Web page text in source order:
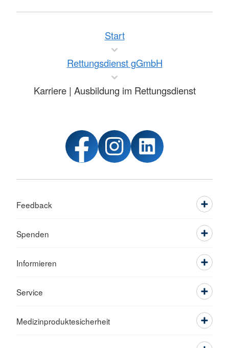
Start
Rettungsdienst gGmbH
Karriere | Ausbildung im Rettungsdienst
Feedback
Spenden
Informieren
Service
Medizinproduktesicherheit